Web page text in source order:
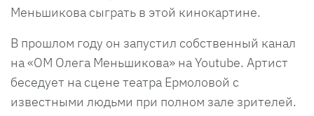
Меньшикова сыграть в этой кинокартине.
В прошлом году он запустил собственный канал
на «ОМ Олега Меньшикова» на Youtube. Артист
беседует на сцене театра Ермоловой с
известными людьми при полном зале зрителей.